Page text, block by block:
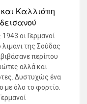
Καλλιόπη
οι Γερμανοί
της Σούδας
περίπου
αλλά και
Δυστυχώς ένα
με όλο το φορτίο.